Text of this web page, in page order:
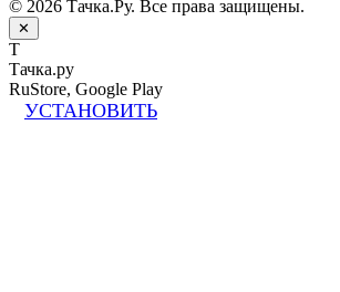
© 2026 Тачка.Ру. Все права защищены.
✕
Т
Тачка.ру
RuStore, Google Play
УСТАНОВИТЬ